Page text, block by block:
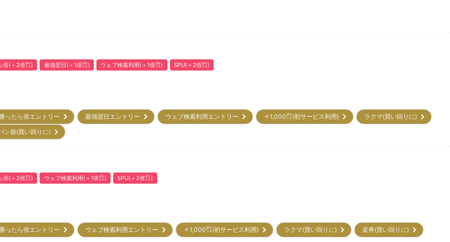
倍(＋2倍㌽) 最強翌日(＋1倍㌽) ウェブ検索利用(＋1倍㌽) SPU(＋2倍㌽)
勝ったら倍エントリー 最強翌日エントリー ウェブ検索利用エントリー ＋1,000㌽(初サービス利用)
ラクマ(買い回りに)
ン袋(買い回りに)
倍(＋2倍㌽) ウェブ検索利用(＋1倍㌽) SPU(＋2倍㌽)
勝ったら倍エントリー ウェブ検索利用エントリー ＋1,000㌽(初サービス利用) ラクマ(買い回りに)
楽券(買い回りに)